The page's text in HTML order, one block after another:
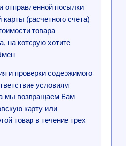
отправленной посылки
(расчетного счета)
товара
на которую хотите
и проверки содержимого
условиям
мы возвращаем Вам
карту или
товар в течение трех